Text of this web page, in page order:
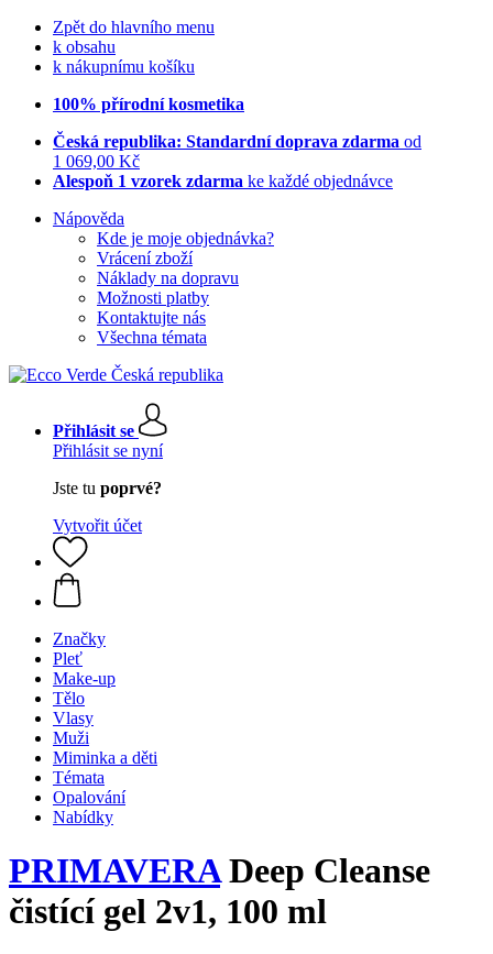
Zpět do hlavního menu
k obsahu
k nákupnímu košíku
100% přírodní kosmetika
Česká republika: Standardní doprava zdarma od
1 069,00 Kč
Alespoň 1 vzorek zdarma ke každé objednávce
Nápověda
Kde je moje objednávka?
Vrácení zboží
Náklady na dopravu
Možnosti platby
Kontaktujte nás
Všechna témata
Přihlásit se
Přihlásit se nyní
Jste tu poprvé?
Vytvořit účet
Značky
Pleť
Make-up
Tělo
Vlasy
Muži
Miminka a děti
Témata
Opalování
Nabídky
PRIMAVERADeep Cleanse
čistící gel 2v1, 100 ml